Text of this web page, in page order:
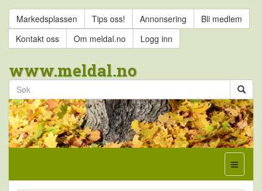
Markedsplassen Tips oss! Annonsering
Bli medlem
Kontakt oss
Om meldal.no Logg inn
www.meldal.no